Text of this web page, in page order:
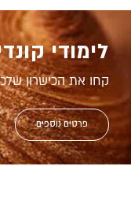
לימודי
קחו את הכישרון
פרטים נוספים